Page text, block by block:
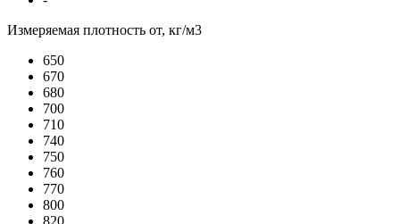
Измеряемая плотность от, кг/м3
650
670
680
700
710
740
750
760
770
800